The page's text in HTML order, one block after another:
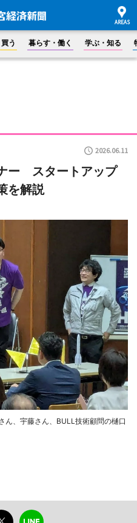
買う 暮らす・働く 学ぶ・知る
2026.06.11
ー スタートアップ
を解説
ん、宇藤さん、BULL技術顧問の樋口